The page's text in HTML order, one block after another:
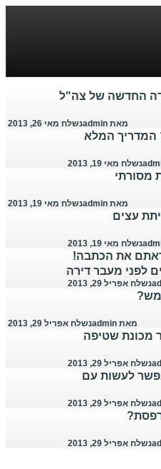
החדשה של צה"ל
נשלח מאי 26, 2013 מאת admin
המדריך המלא
נשלח מאי 19, 2013
מסורתי
נשלח מאי 19, 2013 מאת admin
עצים
נשלח מאי 19, 2013
את הכתבה!
לפני מעבר דירה
נשלח אפריל 29, 2013
נשלח אפריל 29, 2013 מאת admin
מכונת שטיפה
נשלח אפריל 29, 2013
לעשות עם
נשלח אפריל 29, 2013
נשלח אפריל 29, 2013